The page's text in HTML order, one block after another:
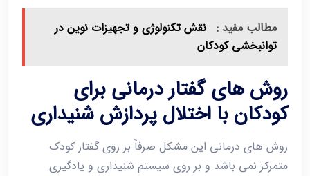
مطالب مفید : نقش تکنولوژی و تجهیزات نوین در
توانبخشی کودکان
روش های گفتار درمانی برای
کودکان با اختلال پردازش شنیداری
روش های درمانی این مشکل صرفاً بر روی گفتار کودک
متمرکز نمی باشد و بر روی سیستم شنیداری و یادگیری